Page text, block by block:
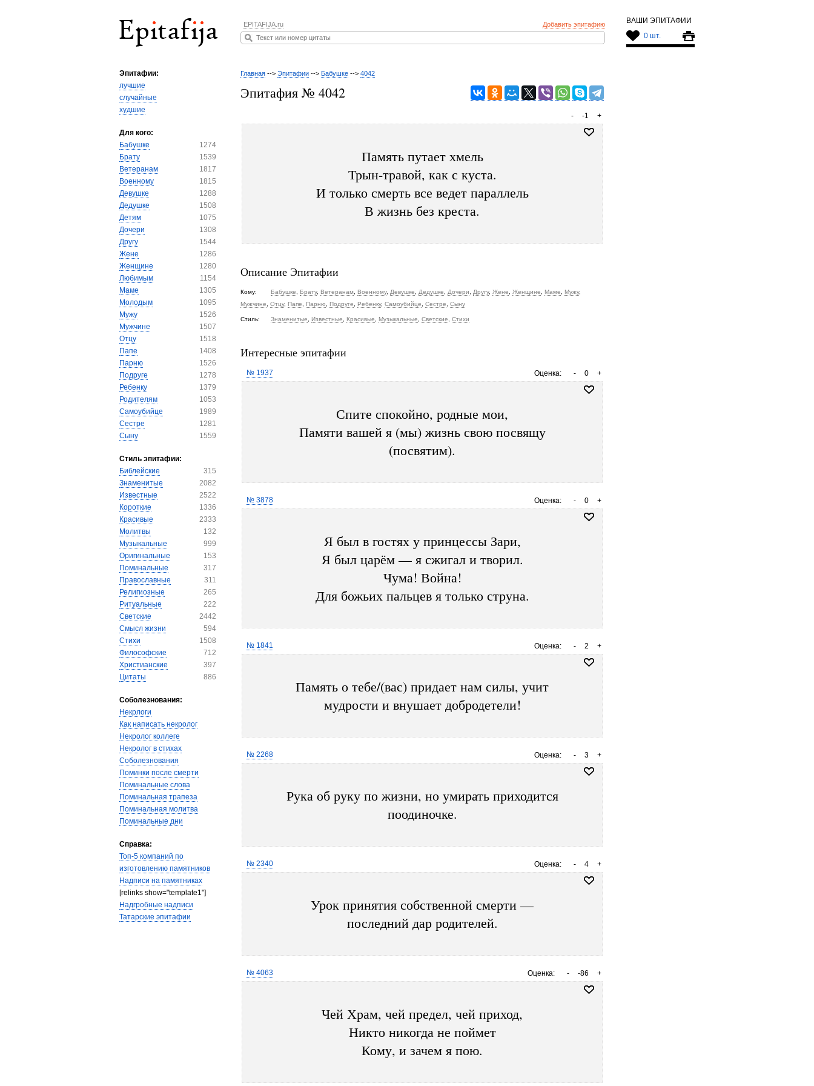
ВАШИ ЭПИТАФИИ
0 шт.
Добавить эпитафию
EPITAFIJA.ru
Эпитафии:
лучшие
случайные
худшие
Для кого:
Бабушке
1274
Брату
1539
Ветеранам
1817
Военному
1815
Девушке
1288
Дедушке
1508
Детям
1075
Дочери
1308
Другу
1544
Жене
1286
Женщине
1280
Любимым
1154
Маме
1305
Молодым
1095
Мужу
1526
Мужчине
1507
Отцу
1518
Папе
1408
Парню
1526
Подруге
1278
Ребенку
1379
Родителям
1053
Самоубийце
1989
Сестре
1281
Сыну
1559
Стиль эпитафии:
Библейские
315
Знаменитые
2082
Известные
2522
Короткие
1336
Красивые
2333
Молитвы
132
Музыкальные
999
Оригинальные
153
Поминальные
317
Православные
311
Религиозные
265
Ритуальные
222
Светские
2442
Смысл жизни
594
Стихи
1508
Философские
712
Христианские
397
Цитаты
886
Соболезнования:
Некрлоги
Как написать некролог
Некролог коллеге
Некролог в стихах
Соболезнования
Поминки после смерти
Поминальные слова
Поминальная трапеза
Поминальная молитва
Поминальные дни
Справка:
Топ-5 компаний по
изготовлению памятников
Надписи на памятниках
[relinks show="template1"]
Надгробные надписи
Татарские эпитафии
Главная --> Эпитафии --> Бабушке --> 4042
Эпитафия № 4042
+
-1
-
Память путает хмель
Трын-травой, как с куста.
И только смерть все ведет параллель
В жизнь без креста.
Описание Эпитафии
Кому: Бабушке Брату, Ветеранам Военному, Девушке Дедушке Дочери Другу, Жене Женщине Маме Мужу,
Мужчине
Отцу, Папе Парню Подруге Ребенку, Самоубийце Сестре Сыну
Стиль: Знаменитые Известные Красивые Музыкальные Светские Стихи
Интересные эпитафии
Оценка: +
0
-
№ 1937
Спите спокойно, родные мои,
Памяти вашей я (мы) жизнь свою посвящу
(посвятим).
Оценка: +
0
-
№ 3878
Я был в гостях у принцессы Зари,
Я был царём — я сжигал и творил.
Чума! Война!
Для божьих пальцев я только струна.
Оценка: +
2
-
№ 1841
Память о тебе/(вас) придает нам силы, учит
мудрости и внушает добродетели!
Оценка: +
3
-
№ 2268
Рука об руку по жизни, но умирать приходится
поодиночке.
Оценка: +
4
-
№ 2340
Урок принятия собственной смерти —
последний дар родителей.
Оценка: +
-86
-
№ 4063
Чей Храм, чей предел, чей приход,
Никто никогда не поймет
Кому, и зачем я пою.